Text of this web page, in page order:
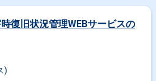
復旧状況管理WEBサービスの
)